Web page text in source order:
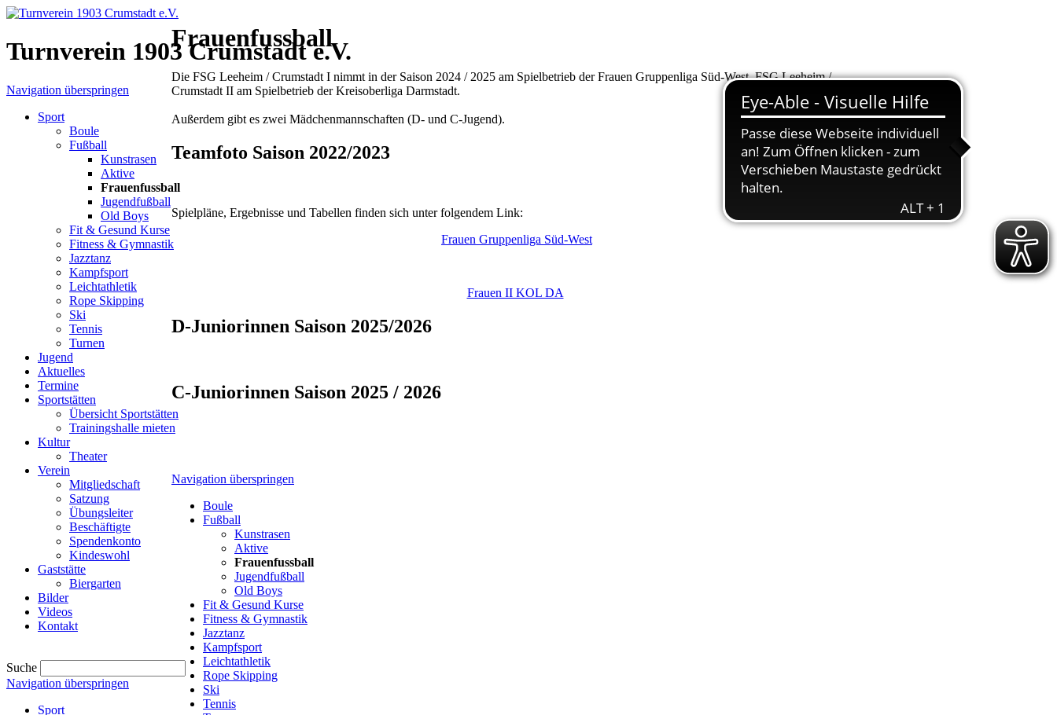
Turnverein 1903 Crumstadt e.V.
Navigation überspringen
Sport
Boule
Fußball
Kunstrasen
Aktive
Frauenfussball
Jugendfußball
Old Boys
Fit & Gesund Kurse
Fitness & Gymnastik
Jazztanz
Kampfsport
Leichtathletik
Rope Skipping
Ski
Tennis
Turnen
Jugend
Aktuelles
Termine
Sportstätten
Übersicht Sportstätten
Trainingshalle mieten
Kultur
Theater
Verein
Mitgliedschaft
Satzung
Übungsleiter
Beschäftigte
Spendenkonto
Kindeswohl
Gaststätte
Biergarten
Bilder
Videos
Kontakt
Suche
Navigation überspringen
Sport
Frauenfussball
Die FSG Leeheim / Crumstadt I nimmt in der Saison 2024 / 2025 am Spielbetrieb der Frauen Gruppenliga Süd-West, FSG Leeheim /
Crumstadt II am Spielbetrieb der Kreisoberliga Darmstadt.
Außerdem gibt es zwei Mädchenmannschaften (D- und C-Jugend).
Teamfoto Saison 2022/2023
Spielpläne, Ergebnisse und Tabellen finden sich unter folgendem Link:
Frauen Gruppenliga Süd-West
Frauen II KOL DA
D-Juniorinnen Saison 2025/2026
C-Juniorinnen Saison 2025 / 2026
Navigation überspringen
Boule
Fußball
Kunstrasen
Aktive
Frauenfussball
Jugendfußball
Old Boys
Fit & Gesund Kurse
Fitness & Gymnastik
Jazztanz
Kampfsport
Leichtathletik
Rope Skipping
Ski
Tennis